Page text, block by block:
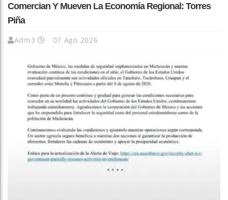
Comercian Y Mueven La Economía Regional: Torres
Piña
Adm3 07 Ago 2026